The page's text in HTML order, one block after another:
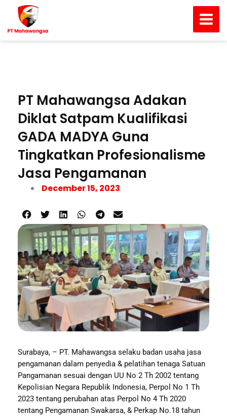
content
Main
PT Mahawangsa Adakan
Diklat Satpam Kualifikasi
GADA MADYA Guna
Tingkatkan Profesionalisme
Jasa Pengamanan
December 15, 2023
Surabaya, – PT. Mahawangsa selaku badan usaha jasa
pengamanan dalam penyedia & pelatihan tenaga Satuan
Pangamanan sesuai dengan UU No 2 Th 2002 tentang
Kepolisian Negara Republik Indonesia, Perpol No 1 Th
2023 tentang perubahan atas Perpol No 4 Th 2020
tentang Pengamanan Swakarsa, & Perkap No.18 tahun